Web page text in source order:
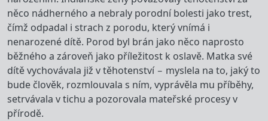
něco nádherného a nebraly porodní bolesti jako trest,
čímž odpadal i strach z porodu, který vnímá i
nenarozené dítě. Porod byl brán jako něco naprosto
běžného a zároveň jako příležitost k oslavě. Matka své
dítě vychovávala již v těhotenství – myslela na to, jaký to
bude člověk, rozmlouvala s ním, vyprávěla mu příběhy,
setrvávala v tichu a pozorovala mateřské procesy v
přírodě.